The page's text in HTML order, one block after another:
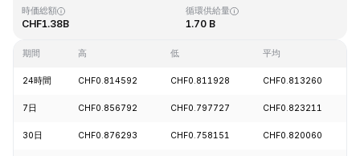
時価総額
CHF1.38B
循環供給量
1.70 B
期間 高 低 平均
24時間 CHF0.814592 CHF0.811928 CHF0.813260
7日 CHF0.856792 CHF0.797727 CHF0.823211
30日 CHF0.876293 CHF0.758151 CHF0.820060